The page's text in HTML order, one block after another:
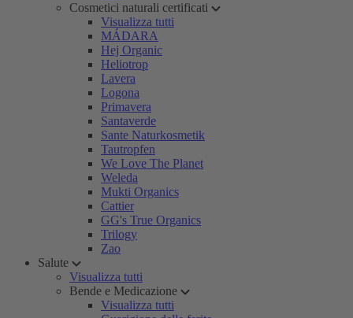
Cosmetici naturali certificati
Visualizza tutti
MÁDARA
Hej Organic
Heliotrop
Lavera
Logona
Primavera
Santaverde
Sante Naturkosmetik
Tautropfen
We Love The Planet
Weleda
Mukti Organics
Cattier
GG's True Organics
Trilogy
Zao
Salute
Visualizza tutti
Bende e Medicazione
Visualizza tutti